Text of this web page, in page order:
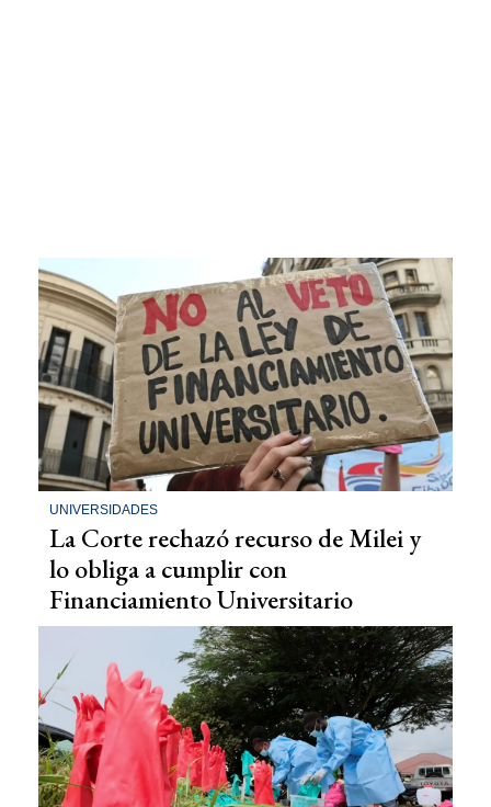
UNIVERSIDADES
La Corte rechazó recurso de Milei y
lo obliga a cumplir con
Financiamiento Universitario